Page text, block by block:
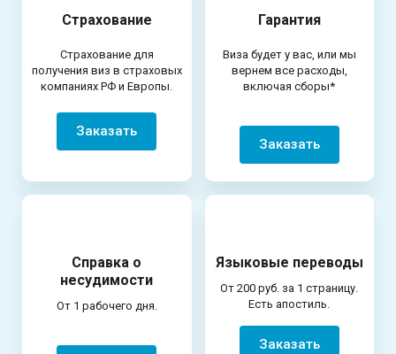
Страхование
Страхование для
получения виз в страховых
компаниях РФ и Европы.
Заказать
Гарантия
Виза будет у вас, или мы
вернем все расходы,
включая сборы*
Заказать
Справка о
несудимости
От 1 рабочего дня.
Языковые переводы
От 200 руб. за 1 страницу.
Есть апостиль.
Заказать